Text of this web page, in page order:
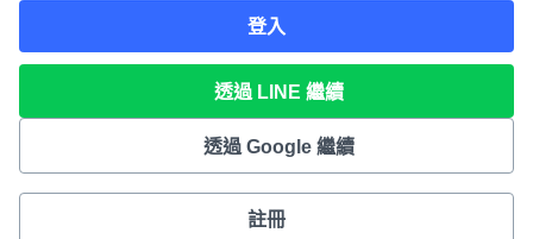
登入
透過 LINE 繼續
透過 Google 繼續
註冊